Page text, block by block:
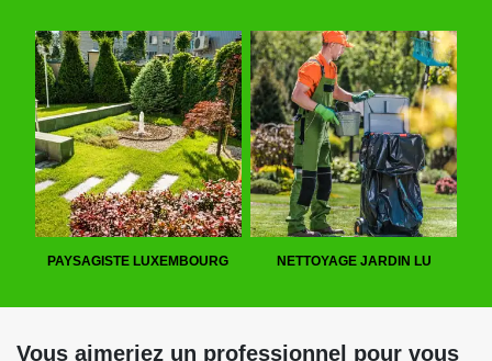
PAYSAGISTE LUXEMBOURG NETTOYAGE JARDIN LU
Vous aimeriez un professionnel pour vous